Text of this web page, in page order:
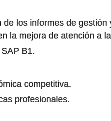
los informes de
la mejora de atención a
B1.
competitiva.
profesionales.